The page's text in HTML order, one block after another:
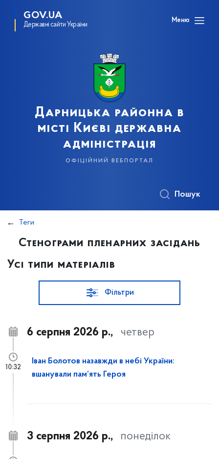
GOV.UA
Державні сайти України
Меню
Дарницька районна в
місті Києві державна
адміністрація
офіційний вебпортал
Пошук
Теги
Стенограми пленарних засідань
Усі типи матеріалів
Фільтри
6 серпня 2026 р., четвер
Іван Болотов назавжди в небі України:
вшанували пам’ять Героя
10:32
3 серпня 2026 р., понеділок